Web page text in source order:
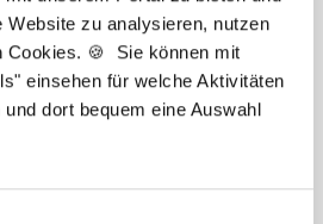
Website zu analysieren, nutzen
Cookies. 🍪 Sie können mit
einsehen für welche Aktivitäten
dort bequem eine Auswahl
Ich möchte über
in der Allgemeinmedizin
und Tipps zur Jobsuche